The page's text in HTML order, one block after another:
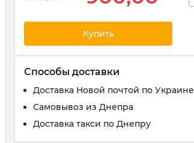
Купить
Способы доставки
Доставка Новой почтой по Украине
Самовывоз из Днепра
Доставка такси по Днепру